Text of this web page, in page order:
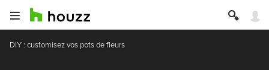
DIY : customisez vos pots de fleurs